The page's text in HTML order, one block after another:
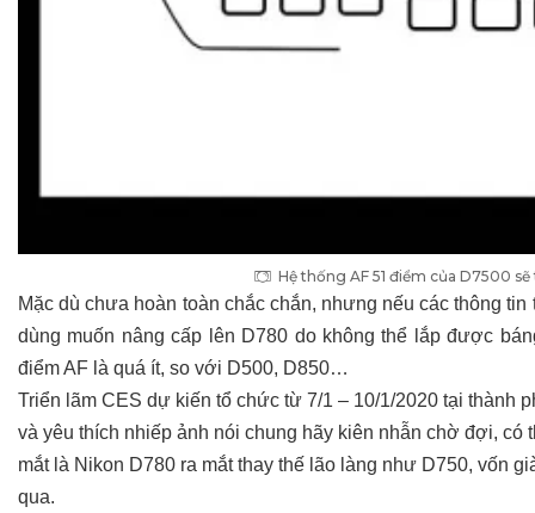
Hệ thống AF 51 điểm của D7500
Mặc dù chưa hoàn toàn chắc chắn, nhưng nếu các thông
dùng muốn nâng cấp lên D780 do không thể lắp được
điểm AF là quá ít, so với D500, D850…
Triển lãm CES dự kiến tổ chức từ 7/1 – 10/1/2020 tại thành
và yêu thích nhiếp ảnh nói chung hãy kiên nhẫn chờ đợi,
mắt là Nikon D780 ra mắt thay thế lão làng như D750, vốn
qua.